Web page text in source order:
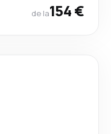
de la154 €